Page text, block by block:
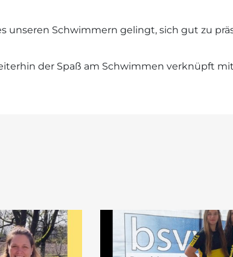
unseren Schwimmern gelingt, sich gut zu
der Spaß am Schwimmen verknüpft